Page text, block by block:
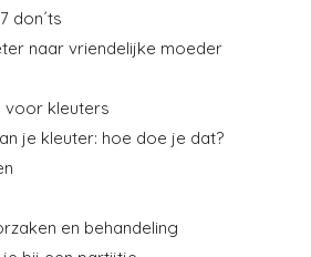
don´ts
naar vriendelijke moeder
voor kleuters
je kleuter: hoe doe je dat?
en behandeling